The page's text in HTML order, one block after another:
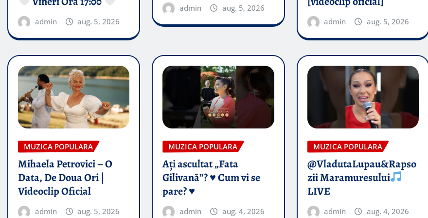
admin aug. 5, 2026
admin aug. 5, 2026
admin aug. 5, 2026
MUZICA POPULARA
Mihaela Petrovici – O
Data, De Doua Ori |
Videoclip Oficial
admin aug. 5, 2026
MUZICA POPULARA
Ați ascultat „Fata
Gilivană”? ♥️ Cum vi se
pare? ♥️
admin aug. 4, 2026
MUZICA POPULARA
@VladutaLupau&Rapso
zii Maramuresului
LIVE
admin aug. 4, 2026